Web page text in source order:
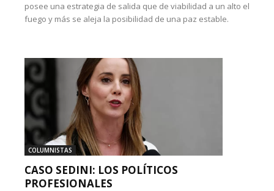
posee una estrategia de salida que de viabilidad a un alto el
fuego y más se aleja la posibilidad de una paz estable.
COLUMNISTAS
CASO SEDINI: LOS POLÍTICOS
PROFESIONALES